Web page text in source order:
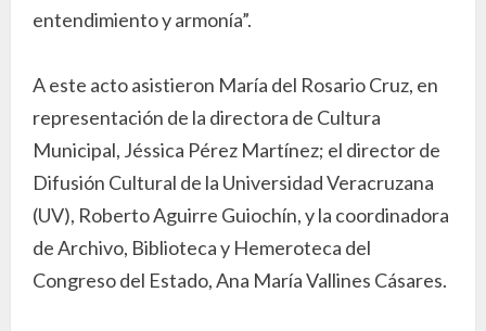
entendimiento y armonía”.
A este acto asistieron María del Rosario Cruz, en
representación de la directora de Cultura
Municipal, Jéssica Pérez Martínez; el director de
Difusión Cultural de la Universidad Veracruzana
(UV), Roberto Aguirre Guiochín, y la coordinadora
de Archivo, Biblioteca y Hemeroteca del
Congreso del Estado, Ana María Vallines Cásares.